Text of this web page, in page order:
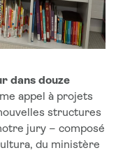
dans douze
appel à projets
structures
jury – composé
du ministère